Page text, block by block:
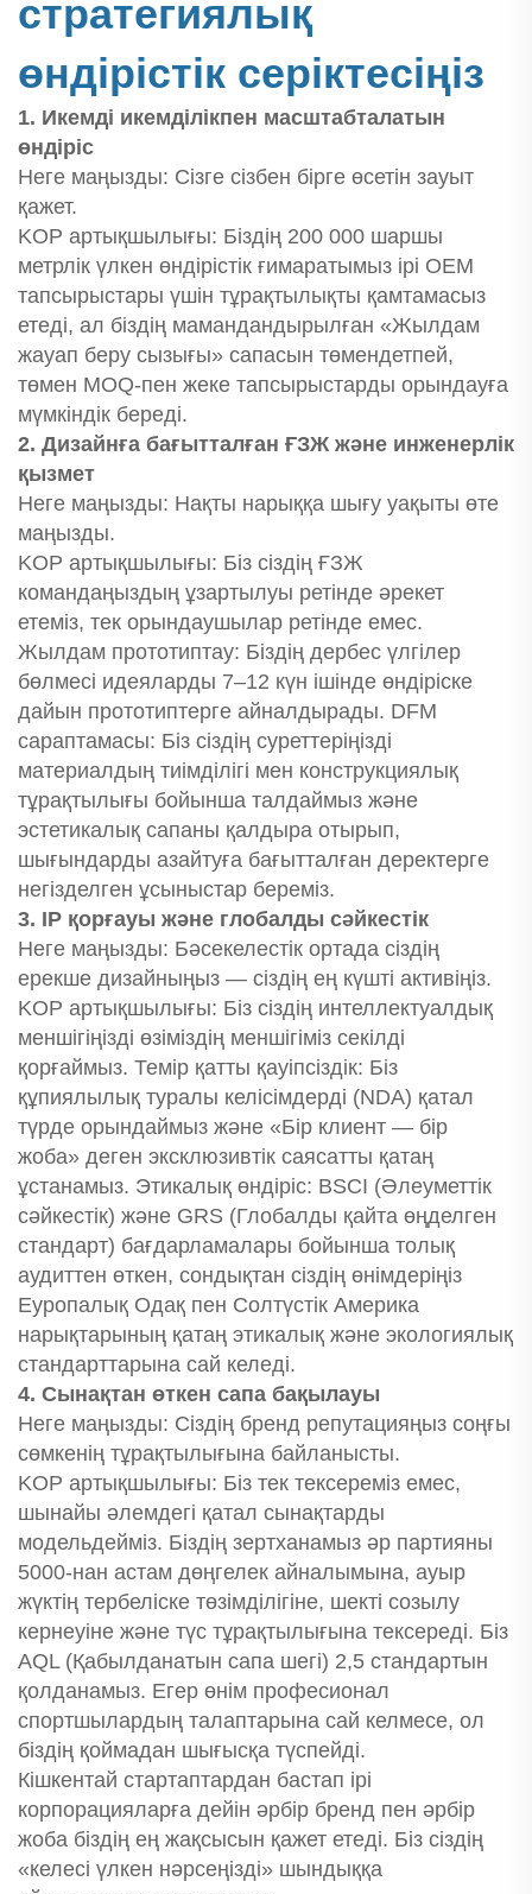
стратегиялық
өндірістік серіктесіңіз
1. Икемді икемділікпен масштабталатын
өндіріс
Неге маңызды: Сізге сізбен бірге өсетін зауыт
қажет.
KOP артықшылығы: Біздің 200 000 шаршы
метрлік үлкен өндірістік ғимаратымыз ірі OEM
тапсырыстары үшін тұрақтылықты қамтамасыз
етеді, ал біздің мамандандырылған «Жылдам
жауап беру сызығы» сапасын төмендетпей,
төмен MOQ-пен жеке тапсырыстарды орындауға
мүмкіндік береді.
2. Дизайнға бағытталған ҒЗЖ және инженерлік
қызмет
Неге маңызды: Нақты нарыққа шығу уақыты өте
маңызды.
KOP артықшылығы: Біз сіздің ҒЗЖ
командаңыздың ұзартылуы ретінде әрекет
етеміз, тек орындаушылар ретінде емес.
Жылдам прототиптау: Біздің дербес үлгілер
бөлмесі идеяларды 7–12 күн ішінде өндіріске
дайын прототиптерге айналдырады. DFM
сараптамасы: Біз сіздің суреттеріңізді
материалдың тиімділігі мен конструкциялық
тұрақтылығы бойынша талдаймыз және
эстетикалық сапаны қалдыра отырып,
шығындарды азайтуға бағытталған деректерге
негізделген ұсыныстар береміз.
3. IP қорғауы және глобалды сәйкестік
Неге маңызды: Бәсекелестік ортада сіздің
ерекше дизайныңыз — сіздің ең күшті активіңіз.
KOP артықшылығы: Біз сіздің интеллектуалдық
меншігіңізді өзіміздің меншігіміз секілді
қорғаймыз. Темір қатты қауіпсіздік: Біз
құпиялылық туралы келісімдерді (NDA) қатал
түрде орындаймыз және «Бір клиент — бір
жоба» деген эксклюзивтік саясатты қатаң
ұстанамыз. Этикалық өндіріс: BSCI (Әлеуметтік
сәйкестік) және GRS (Глобалды қайта өңделген
стандарт) бағдарламалары бойынша толық
аудиттен өткен, сондықтан сіздің өнімдеріңіз
Еуропалық Одақ пен Солтүстік Америка
нарықтарының қатаң этикалық және экологиялық
стандарттарына сай келеді.
4. Сынақтан өткен сапа бақылауы
Неге маңызды: Сіздің бренд репутацияңыз соңғы
сөмкенің тұрақтылығына байланысты.
KOP артықшылығы: Біз тек тексереміз емес,
шынайы әлемдегі қатал сынақтарды
модельдейміз. Біздің зертханамыз әр партияны
5000-нан астам дөңгелек айналымына, ауыр
жүктің тербеліске төзімділігіне, шекті созылу
кернеуіне және түс тұрақтылығына тексереді. Біз
AQL (Қабылданатын сапа шегі) 2,5 стандартын
қолданамыз. Егер өнім професионал
спортшылардың талаптарына сай келмесе, ол
біздің қоймадан шығысқа түспейді.
Кішкентай стартаптардан бастап ірі
корпорацияларға дейін әрбір бренд пен әрбір
жоба біздің ең жақсысын қажет етеді. Біз сіздің
«келесі үлкен нәрсеңізді» шындыққа